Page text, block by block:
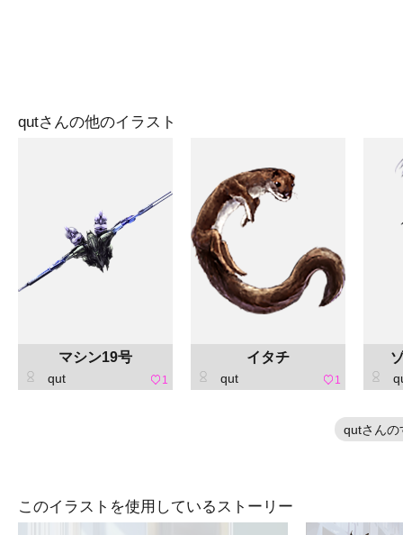
qutさんの他のイラスト
マシン19号
qut 1
イタチ
qut 1
qutさんの
このイラストを使用しているストーリー